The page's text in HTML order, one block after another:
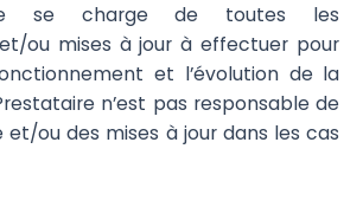
se charge de toutes les
ou mises à jour à effectuer pour
et l’évolution de la
n’est pas responsable de
ou des mises à jour dans les cas